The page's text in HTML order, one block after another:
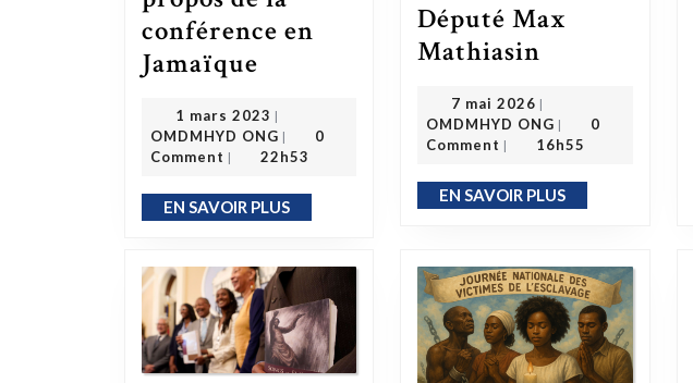
conférence en
Jamaïque
1 mars 2023 1 mars 2023
|
OMDMHYD ONG |
0
Comment | 22h53
EN SAVOIR PLUSEN SAVOIR PLUS
Député Max
Mathiasin
7 mai 2026 7 mai 2026
|
OMDMHYD ONG |
0
Comment | 16h55
EN SAVOIR PLUSEN SAVOIR PLUS